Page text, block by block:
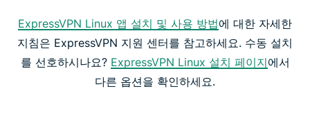
ExpressVPN Linux 앱 설치 및 사용 방법에 대한 자세한
지침은 ExpressVPN 지원 센터를 참고하세요. 수동 설치
를 선호하시나요? ExpressVPN Linux 설치 페이지에서
다른 옵션을 확인하세요.